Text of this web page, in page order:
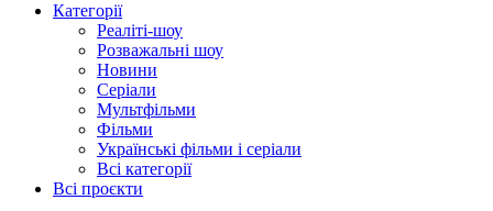
Категорії
Реаліті-шоу
Розважальні шоу
Новини
Серіали
Мультфільми
Фільми
Українські фільми і серіали
Всі категорії
Всі проєкти